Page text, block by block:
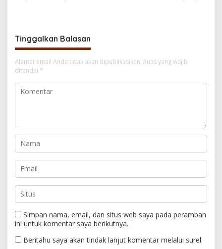
Tinggalkan Balasan
Alamat email Anda tidak akan dipublikasikan. Ruas yang wajib
ditandai *
Simpan nama, email, dan situs web saya pada peramban
ini untuk komentar saya berikutnya.
Beritahu saya akan tindak lanjut komentar melalui surel.